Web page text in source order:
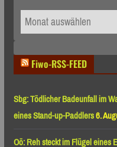
Archiv
nach
Fiwo-RSS-FEED
Sbg: Tödlicher Badeunfall im
eines Stand-up-Paddlers6.
Oö: Reh steckt im Flügel eines